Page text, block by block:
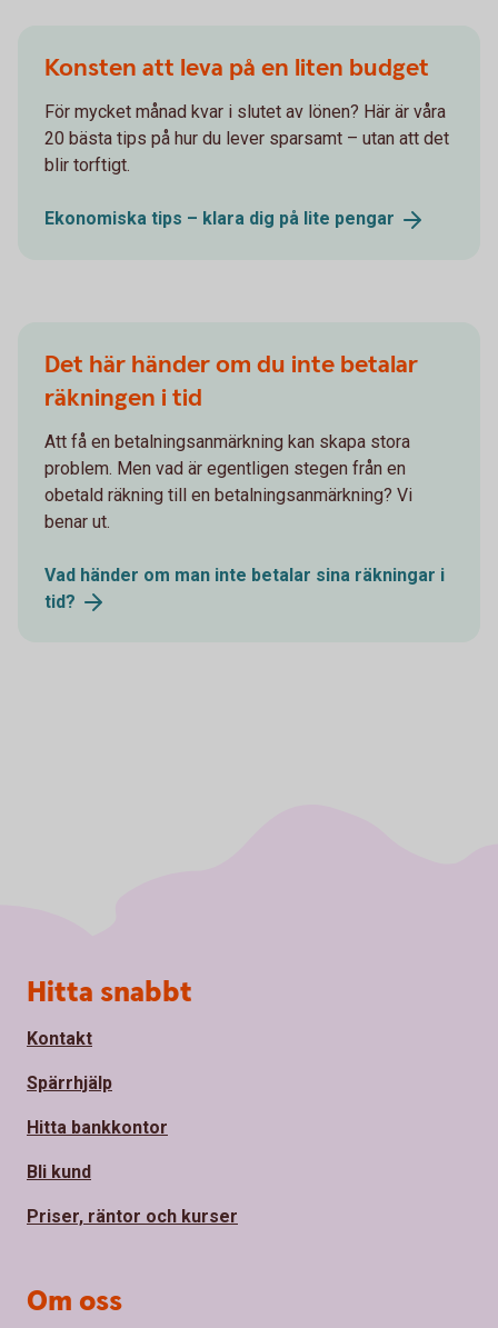
Konsten att leva på en liten budget
För mycket månad kvar i slutet av lönen? Här är våra
20 bästa tips på hur du lever sparsamt – utan att det
blir torftigt.
Ekonomiska tips – klara dig på lite pengar
Det här händer om du inte betalar
räkningen i tid
Att få en betalningsanmärkning kan skapa stora
problem. Men vad är egentligen stegen från en
obetald räkning till en betalningsanmärkning? Vi
benar ut.
Vad händer om man inte betalar sina räkningar i
tid?
Sidfot
Hitta snabbt
Kontakt
Spärrhjälp
Hitta bankkontor
Bli kund
Priser, räntor och kurser
Om oss